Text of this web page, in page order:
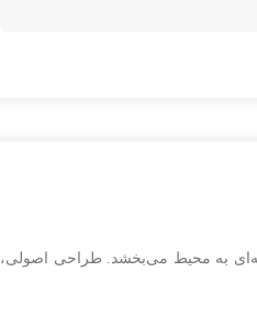
به محیط می‌بخشد. طراحی اصولی،